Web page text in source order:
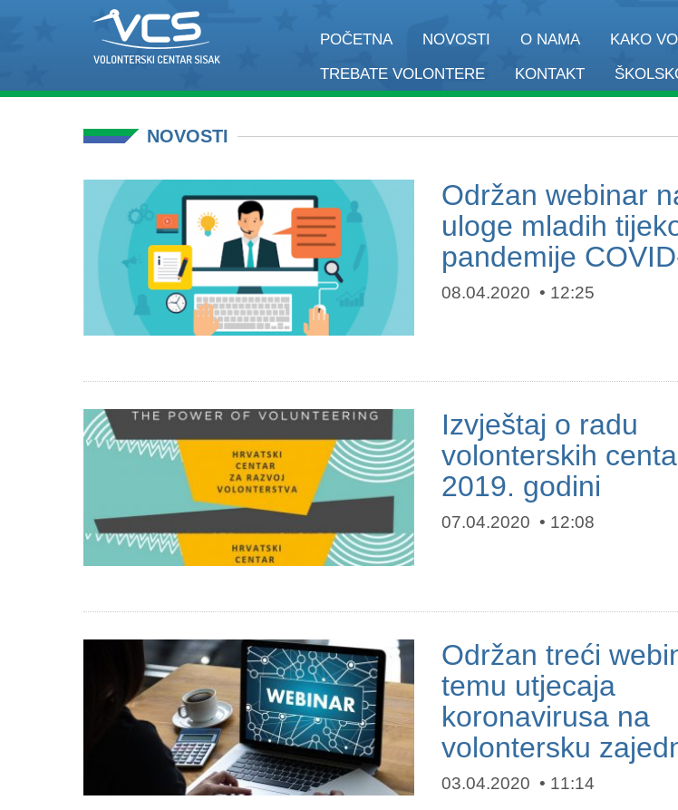
POČETNA NOVOSTI O NAMA KAKO
TREBATE VOLONTERE
KONTAKT
NOVOSTI
Održan webinar
uloge mladih
pandemije
08.04.2020 12:25
Izvještaj o radu
volonterskih
2019. godini
07.04.2020 12:08
Održan treći
temu utjecaja
koronavirusa na
volontersku
03.04.2020 11:14